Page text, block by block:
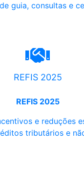
guia, consultas e
REFIS 2025
REFIS 2025
e reduções
tributários e